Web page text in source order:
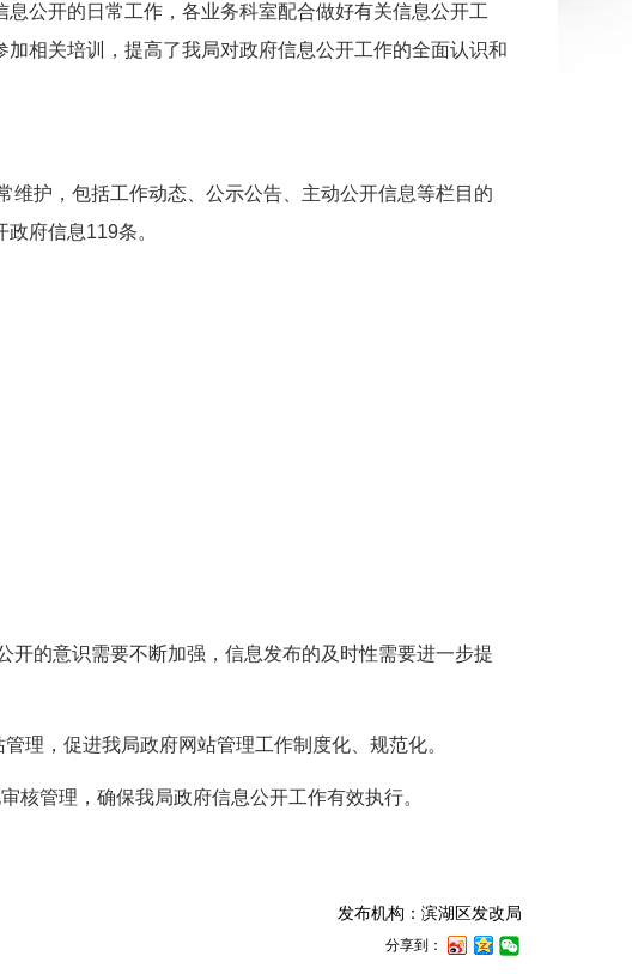
公开的日常工作，各业务科室配合做好有关信息公开工
相关培训，提高了我局对政府信息公开工作的全面认识和
护，包括工作动态、公示公告、主动公开信息等栏目的
府信息119条。
的意识需要不断加强，信息发布的及时性需要进一步提
，促进我局政府网站管理工作制度化、规范化。
管理，确保我局政府信息公开工作有效执行。
发布机构：滨湖区发改局
分享到：